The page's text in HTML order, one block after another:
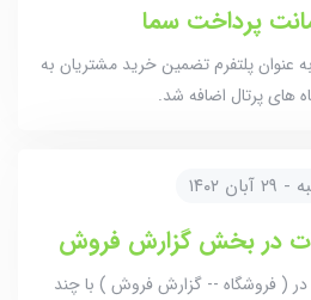
پرداخت سما
عنوان پلتفرم تضمین خرید مشتریان به
های پرتال اضافه شد.
۱۴۰۲
در بخش گزارش فروش
( فروشگاه -- گزارش فروش ) با چند